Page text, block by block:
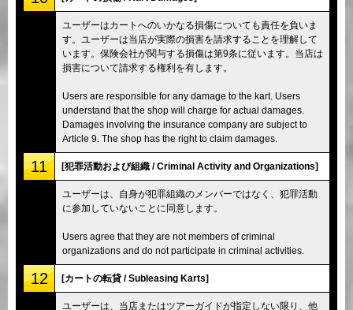
ユーザーはカートへのいかなる損傷についても責任を負いま
す。ユーザーは当店が実際の損害を請求することを理解して
います。保険会社が関与する損傷は第9条に従います。当店は
損害について請求する権利を有します。
Users are responsible for any damage to the kart. Users
understand that the shop will charge for actual damages.
Damages involving the insurance company are subject to
Article 9. The shop has the right to claim damages.
11 [犯罪活動および組織 / Criminal Activity and Organizations]
ユーザーは、自身が犯罪組織のメンバーではなく、犯罪活動
に参加していないことに同意します。
Users agree that they are not members of criminal
organizations and do not participate in criminal activities.
12 [カートの転貸 / Subleasing Karts]
ユーザーは、当店またはツアーガイドが指定しない限り、他